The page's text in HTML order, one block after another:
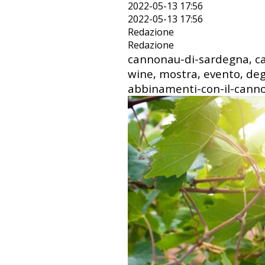
2022-05-13 17:56
2022-05-13 17:56
Redazione
Redazione
cannonau-di-sardegna,
wine, mostra, evento,
abbinamenti-con-il-